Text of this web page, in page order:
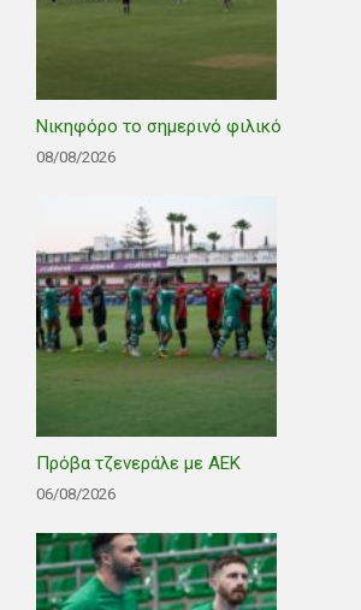
Νικηφόρο το σημερινό φιλικό
08/08/2026
Πρόβα τζενεράλε με ΑΕΚ
06/08/2026